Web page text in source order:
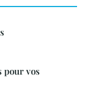
pour vos